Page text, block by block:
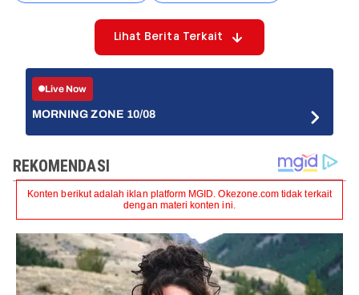
Lihat Berita Terkait
Live Now
MORNING ZONE 10/08